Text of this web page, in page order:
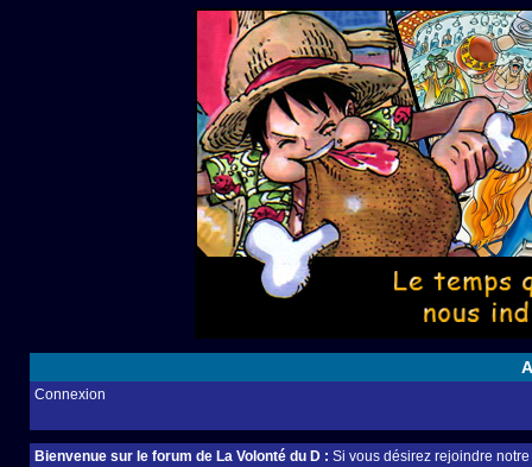
Connexion
Bienvenue sur le forum de La Volonté du D : Si vous désirez rejoindre